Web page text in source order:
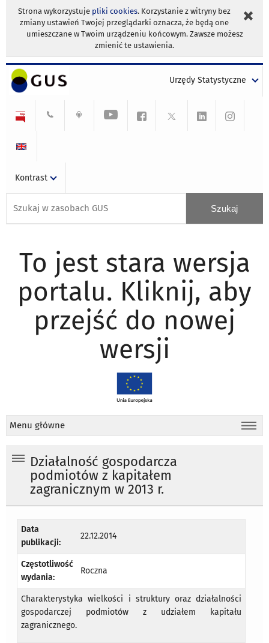
Strona wykorzystuje pliki cookies. Korzystanie z witryny bez
zmiany ustawień Twojej przeglądarki oznacza, że będą one
umieszczane w Twoim urządzeniu końcowym. Zawsze możesz
zmienić te ustawienia.
Urzędy Statystyczne
Kontrast
To jest stara wersja
portalu. Kliknij, aby
przejść do nowej
wersji
Menu główne
Działalność gospodarcza
podmiotów z kapitałem
zagranicznym w 2013 r.
Data
publikacji:
22.12.2014
Częstotliwość
wydania:
Roczna
Charakterystyka wielkości i struktury oraz działalności
gospodarczej podmiotów z udziałem kapitału
zagranicznego.